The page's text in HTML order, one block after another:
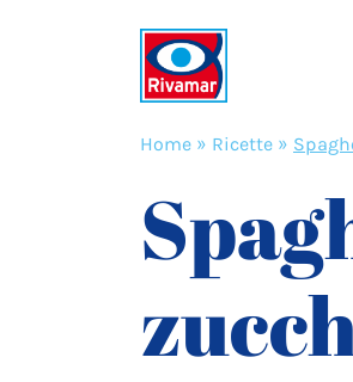
Home » Ricette »